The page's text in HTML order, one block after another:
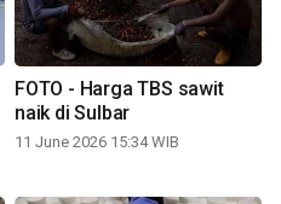
FOTO - Harga TBS sawit
naik di Sulbar
11 June 2026 15:34 WIB